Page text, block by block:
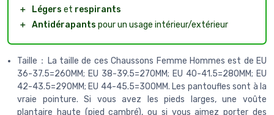
＋
Légers et respirants
＋ Antidérapants pour un usage intérieur/extérieur
Taille：La taille de ces Chaussons Femme Hommes est de EU
36-37.5=260MM; EU 38-39.5=270MM; EU 40-41.5=280MM; EU
42-43.5=290MM; EU 44-45.5=300MM. Les pantoufles sont à la
vraie pointure. Si vous avez les pieds larges, une voûte
plantaire haute (pied cambré), ou si vous aimez porter des